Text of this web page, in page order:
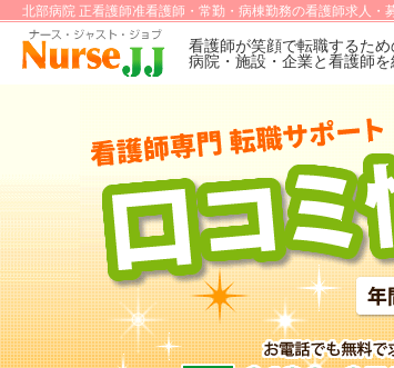
北部病院 正看護師准看護師・常勤・病棟勤務の看護師求人・
看護師が笑顔で転職するため
病院・施設・企業と看護師